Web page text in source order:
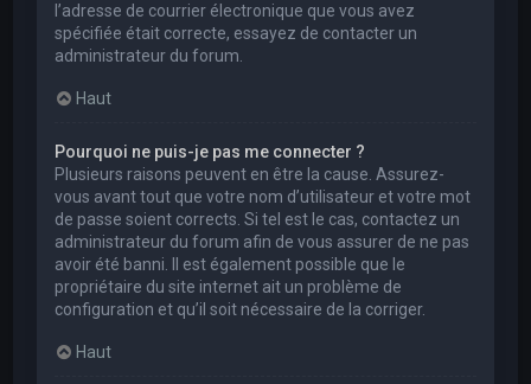
l’adresse de courrier électronique que vous avez
spécifiée était correcte, essayez de contacter un
administrateur du forum.
Haut
Pourquoi ne puis-je pas me connecter ?
Plusieurs raisons peuvent en être la cause. Assurez-
vous avant tout que votre nom d’utilisateur et votre mot
de passe soient corrects. Si tel est le cas, contactez un
administrateur du forum afin de vous assurer de ne pas
avoir été banni. Il est également possible que le
propriétaire du site internet ait un problème de
configuration et qu’il soit nécessaire de la corriger.
Haut